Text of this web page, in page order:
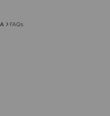
FAQs